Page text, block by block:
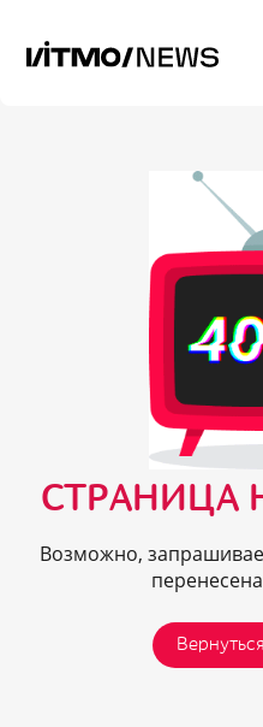
СТРАНИЦА
Возможно,